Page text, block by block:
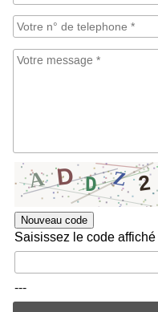
Nouveau code
Saisissez le code affiché
---